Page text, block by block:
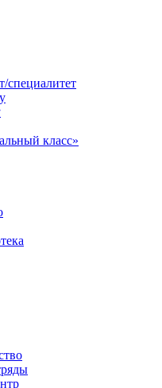
специалитет
класс»